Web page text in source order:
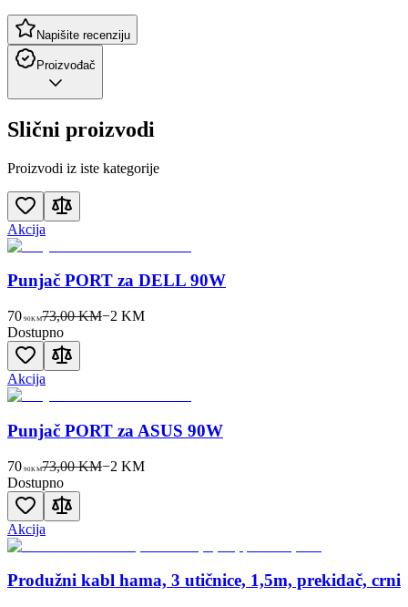
Napišite recenziju
Proizvođač
Slični proizvodi
Proizvodi iz iste kategorije
Akcija
Punjač PORT za DELL 90W
70 90KM73,00 KM−2 KM
Dostupno
Akcija
Punjač PORT za ASUS 90W
70 90KM73,00 KM−2 KM
Dostupno
Akcija
Produžni kabl hama, 3 utičnice, 1,5m, prekidač, crni